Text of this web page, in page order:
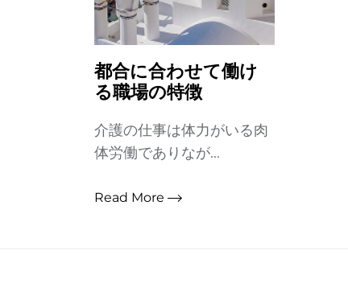
都合に合わせて働け
る職場の特徴
介護の仕事は体力がいる肉
体労働でありなが...
Read More